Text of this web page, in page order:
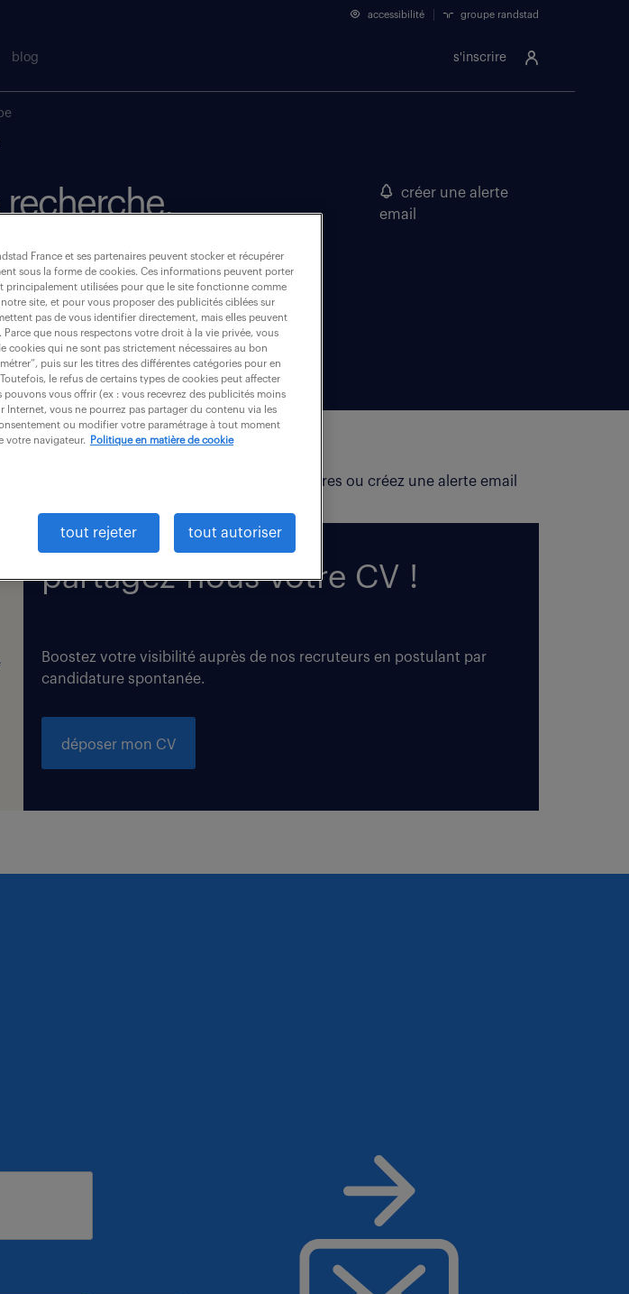
s'inscrire
accessibilité groupe randstad
blog
créer une alerte
email
vos critères de recherche. Modifiez vos critères ou créez une alerte email
partagez-nous votre CV !
Boostez votre visibilité auprès de nos recruteurs en postulant par
candidature spontanée.
déposer mon CV
France et ses partenaires peuvent stocker et récupérer
sous la forme de cookies. Ces informations peuvent porter
principalement utilisées pour que le site fonctionne comme
site, et pour vous proposer des publicités ciblées sur
pas de vous identifier directement, mais elles peuvent
que nous respectons votre droit à la vie privée, vous
cookies qui ne sont pas strictement nécessaires au bon
puis sur les titres des différentes catégories pour en
le refus de certains types de cookies peut affecter
vous offrir (ex : vous recevrez des publicités moins
Internet, vous ne pourrez pas partager du contenu via les
ou modifier votre paramétrage à tout moment
votre navigateur.
Politique en matière de cookie
tout rejeter tout autoriser